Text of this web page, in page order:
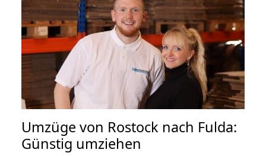
Umzüge von Rostock nach Fulda:
Günstig umziehen